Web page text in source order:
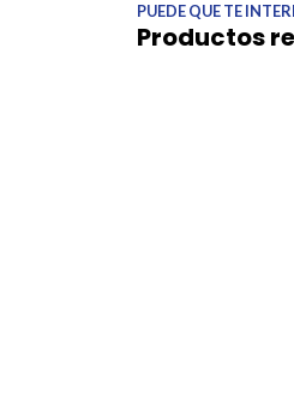
PUEDE QUE TE
Productos